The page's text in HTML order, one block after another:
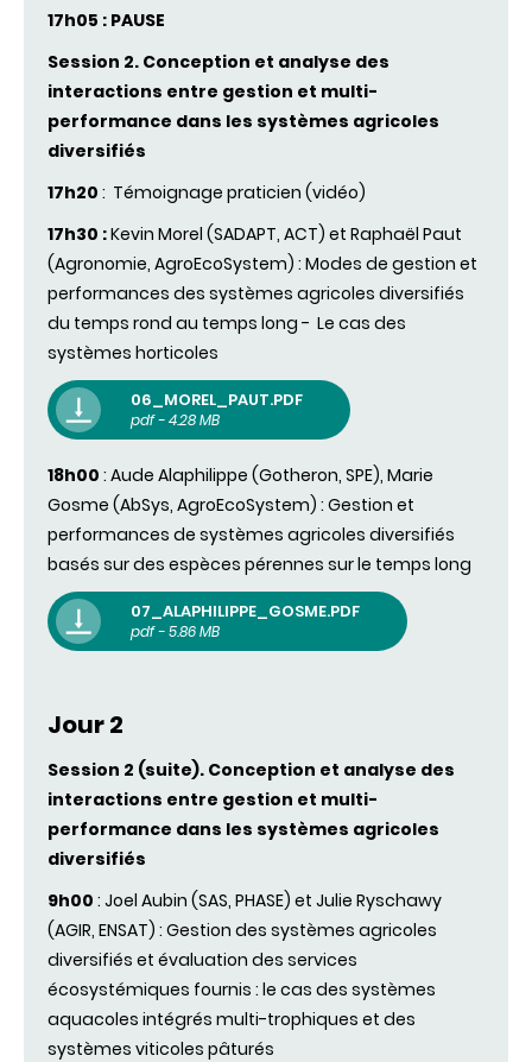
17h05 : PAUSE
Session 2. Conception et analyse des
interactions entre gestion et multi-
performance dans les systèmes agricoles
diversifiés
17h20 : Témoignage praticien (vidéo)
17h30 :Kevin Morel (SADAPT, ACT) et Raphaël Paut
(Agronomie, AgroEcoSystem) : Modes de gestion et
performances des systèmes agricoles diversifiés
du temps rond au temps long - Le cas des
systèmes horticoles
06_MOREL_PAUT.PDF
pdf - 4.28 MB
18h00 : Aude Alaphilippe (Gotheron, SPE), Marie
Gosme (AbSys, AgroEcoSystem) : Gestion et
performances de systèmes agricoles diversifiés
basés sur des espèces pérennes sur le temps long
07_ALAPHILIPPE_GOSME.PDF
pdf - 5.86 MB
Jour 2
Session 2 (suite). Conception et analyse des
interactions entre gestion et multi-
performance dans les systèmes agricoles
diversifiés
9h00 : Joel Aubin (SAS, PHASE) et Julie Ryschawy
(AGIR, ENSAT) : Gestion des systèmes agricoles
diversifiés et évaluation des services
écosystémiques fournis : le cas des systèmes
aquacoles intégrés multi-trophiques et des
systèmes viticoles pâturés